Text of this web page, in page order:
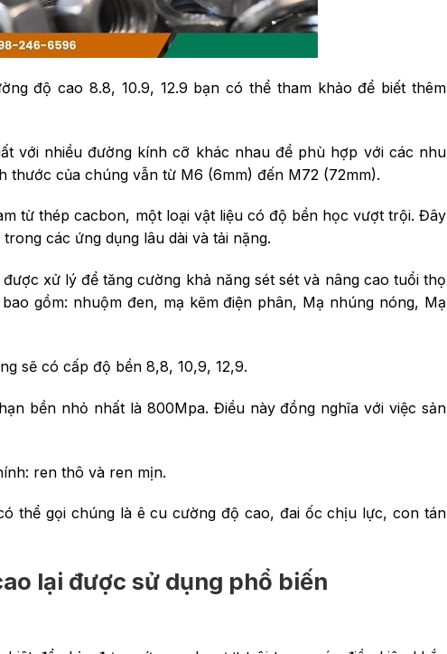
độ cao 8.8, 10.9, 12.9 bạn có thể tham khảo để biết thêm
với nhiều đường kính cỡ khác nhau để phù hợp với các nhu
của chúng vẫn từ M6 (6mm) đến M72 (72mm).
từ thép cacbon, một loại vật liệu có độ bền học vượt trội. Đây
các ứng dụng lâu dài và tải nặng.
xử lý để tăng cường khả năng sét sét và nâng cao tuổi thọ
gồm: nhuộm đen, mạ kẽm điện phân, Mạ nhúng nóng, Mạ
sẽ có cấp độ bền 8,8, 10,9, 12,9.
bền nhỏ nhất là 800Mpa. Điều này đồng nghĩa với việc sản
ren thô và ren mịn.
thể gọi chúng là ê cu cường độ cao, đai ốc chịu lực, con tán
lại được sử dụng phổ biến